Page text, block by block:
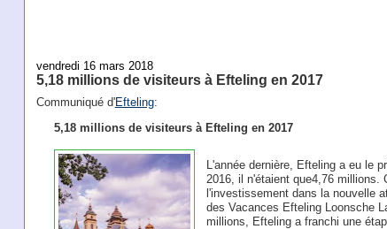
vendredi 16 mars 2018
5,18 millions de visiteurs à Efteling en 2017
Communiqué d'Efteling:
5,18 millions de visiteurs à Efteling en 2017
L'année dernière, Efteling a eu le
2016, il n'étaient que4,76 millions.
l'investissement dans la nouvelle
des Vacances Efteling Loonsche
millions, Efteling a franchi une